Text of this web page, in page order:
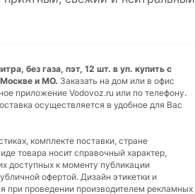
без газа, пэт, 12 шт. в уп. купить с
Москве и МО. Заказать на дом или в офис
приложение Vodovoz.ru или по телефону.
осуществляется в удобное для Вас
комплекте поставки, стране
товара носит справочный характер,
доступных к моменту публикации
офертой. Дизайн этикетки и
при проведении производителем рекламных